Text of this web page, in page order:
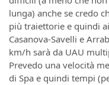
lunga) anche se credo
più traiettorie e quindi
Casanova-Savelli e
km/h sarà da UAU
Prevedo una velocità
di Spa e quindi tempi